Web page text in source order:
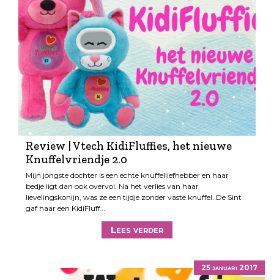
Review | Vtech KidiFluffies, het nieuwe
Knuffelvriendje 2.0
Mijn jongste dochter is een echte knuffelliefhebber en haar
bedje ligt dan ook overvol. Na het verlies van haar
lievelingskonijn, was ze een tijdje zonder vaste knuffel. De Sint
gaf haar een KidiFluff…
Lees verder
25 januari 2017